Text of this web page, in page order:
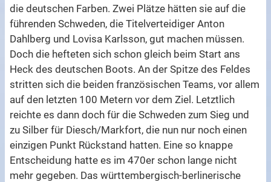
die deutschen Farben. Zwei Plätze hätten sie auf die
führenden Schweden, die Titelverteidiger Anton
Dahlberg und Lovisa Karlsson, gut machen müssen.
Doch die hefteten sich schon gleich beim Start ans
Heck des deutschen Boots. An der Spitze des Feldes
stritten sich die beiden französischen Teams, vor allem
auf den letzten 100 Metern vor dem Ziel. Letztlich
reichte es dann doch für die Schweden zum Sieg und
zu Silber für Diesch/Markfort, die nun nur noch einen
einzigen Punkt Rückstand hatten. Eine so knappe
Entscheidung hatte es im 470er schon lange nicht
mehr gegeben. Das württembergisch-berlinerische